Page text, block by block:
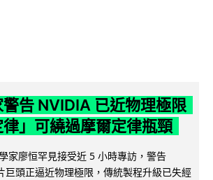
告 NVIDIA 已近物理極限
」可繞過摩爾定律瓶頸
家廖恒罕見接受近 5 小時專訪，警告
巨頭正逼近物理極限，傳統製程升級已失經